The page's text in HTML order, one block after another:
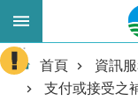
跳到主要內容區塊
進
階
:::
首頁 資訊
支付或接受之